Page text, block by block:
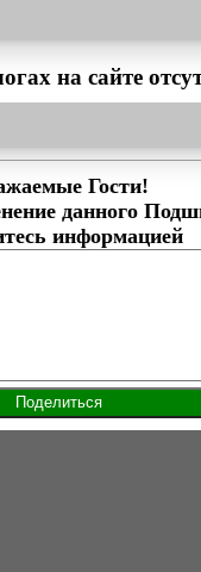
на сайте
Гости!
данного
информацией